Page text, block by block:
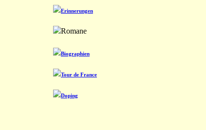
Erinnerungen
Romane
Biographien
Tour de France
Doping